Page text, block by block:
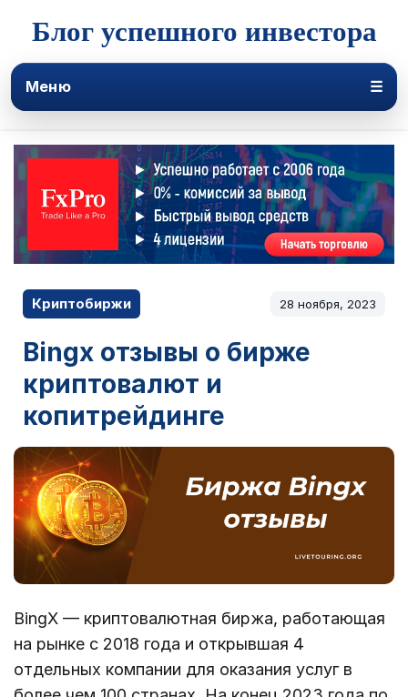
Блог успешного инвестора
Меню ☰
Криптобиржи 28 ноября, 2023
Bingx отзывы о бирже
криптовалют и
копитрейдинге
BingX — криптовалютная биржа, работающая
на рынке с 2018 года и открывшая 4
отдельных компании для оказания услуг в